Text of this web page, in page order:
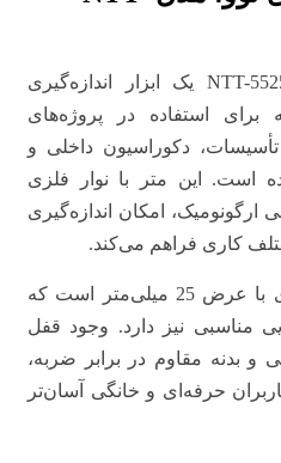
متر 5.5 متری نووا مدل NTT-5525 یک ابزار اندازه‌گیری
استفاده در پروژه‌های
دکوراسیون داخلی و
این متر با نوار فلزی
امکان اندازه‌گیری
کاری فراهم می‌کند.
این مدل دارای نوار 5.5 متری با عرض 25 میلی‌متر است که
مناسبی نیز دارد. وجود قفل
و بدنه مقاوم در برابر ضربه،
حرفه‌ای و خانگی آسان‌تر